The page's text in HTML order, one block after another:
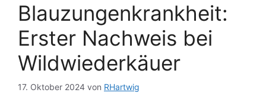
Blauzungenkrankheit:
Erster Nachweis bei
Wildwiederkäuer
17. Oktober 2024 von RHartwig